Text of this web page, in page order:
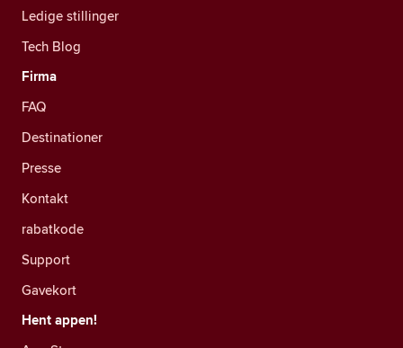
Ledige stillinger
Tech Blog
Firma
FAQ
Destinationer
Presse
Kontakt
rabatkode
Support
Gavekort
Hent appen!